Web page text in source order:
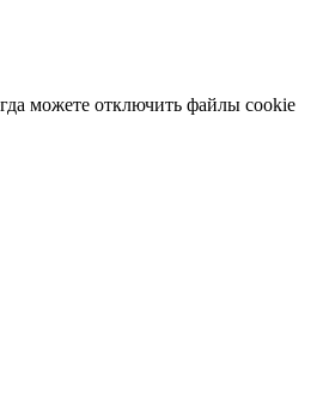
можете отключить файлы cookie